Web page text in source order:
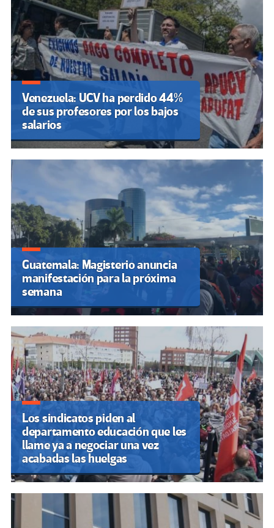
Venezuela: UCV ha perdido 44%
de sus profesores por los bajos
salarios
Guatemala: Magisterio anuncia
manifestación para la próxima
semana
Los sindicatos piden al
departamento educación que les
llame ya a negociar una vez
acabadas las huelgas